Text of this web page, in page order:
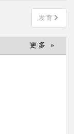
发 育
更多 »